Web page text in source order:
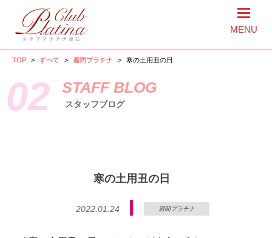
MENU
TOP > すべて > 週間プラチナ > 寒の土用丑の日
02 STAFF BLOG
スタッフブログ
寒の土用丑の日
2022.01.24 週間プラチナ